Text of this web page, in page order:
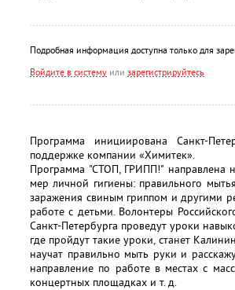
Подробная информация доступна только для
Войдите в систему или зарегистрируйтесь
Программа инициирована Санкт-
поддержке компании «Химитек».
Программа "СТОП, ГРИПП!" направлена
мер личной гигиены: правильного
заражения свиным гриппом и другими
работе с детьми. Волонтеры
Санкт-Петербурга проведут уроки
где пройдут такие уроки, станет
научат правильно мыть руки и
направление по работе в местах с
концертных площадках и т. д.